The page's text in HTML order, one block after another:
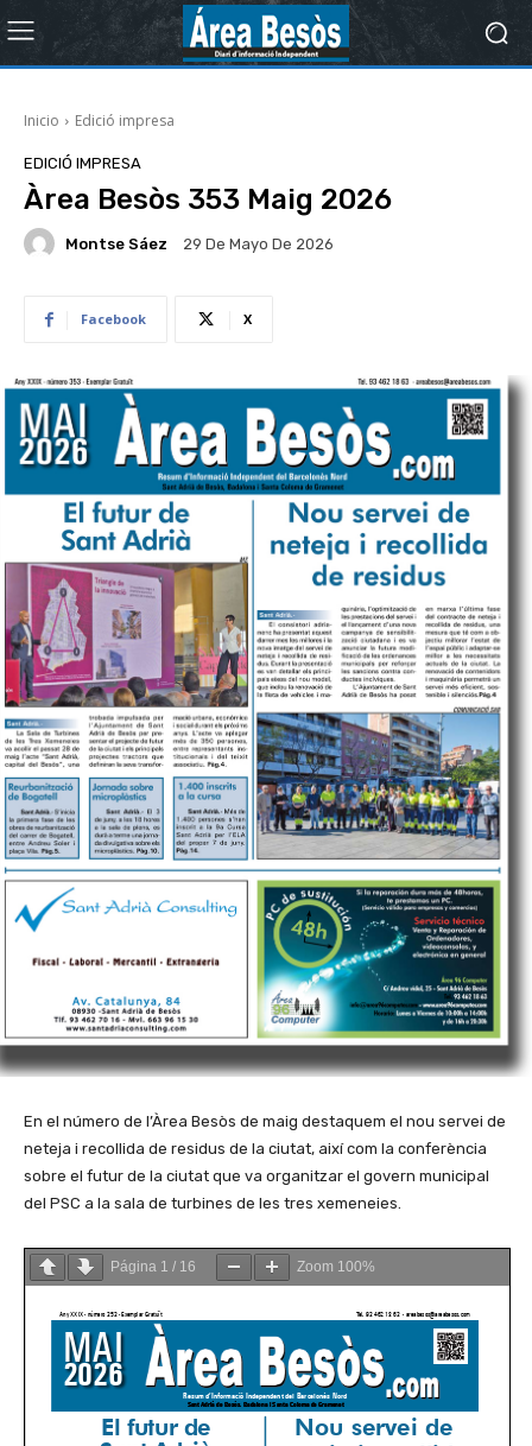
Inicio Edició impresa
EDICIÓ IMPRESA
Àrea Besòs 353 Maig 2026
Montse Sáez 29 De Mayo De 2026
Facebook X
En el número de l’Àrea Besòs de maig destaquem el nou servei de
neteja i recollida de residus de la ciutat, així com la conferència
sobre el futur de la ciutat que va organitzar el govern municipal
del PSC a la sala de turbines de les tres xemeneies.
Página 1 / 16 Zoom 100%